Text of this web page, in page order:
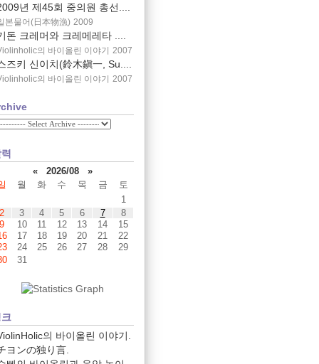
년 제45회 중의원 총선....
본물어(日本物漁) 2009
돈 크레머와 크레메레타 ....
의 바이올린 이야기 2007
즈키 신이치(鈴木鎭一, Su....
의 바이올린 이야기 2007
«
2026/08
»
월 화 수 목 금
토
1
2
3 4 5 6 7
8
9
10 11 12 13 14
15
17 18 19 20 21
22
24 25 26 27 28
29
31
의 바이올린 이야기.
ヨンの独り言.